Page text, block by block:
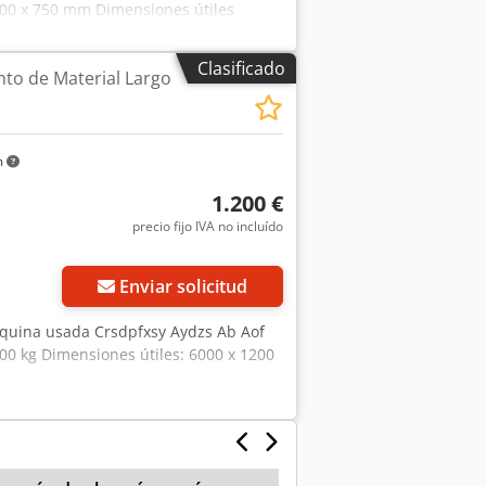
empleados: catalogación,
desmontaje y entrega con
estanterías para cargas pesadas o
de estanterías para cargas
con nosotros para obtener una
x 750 mm Dimensiones útiles
Clasificado
de Material Largo
1.200 €
precio fijo IVA no incluído
Enviar solicitud
usada Crsdpfxsy Aydzs Ab Aof
kg Dimensiones útiles: 6000 x 1200